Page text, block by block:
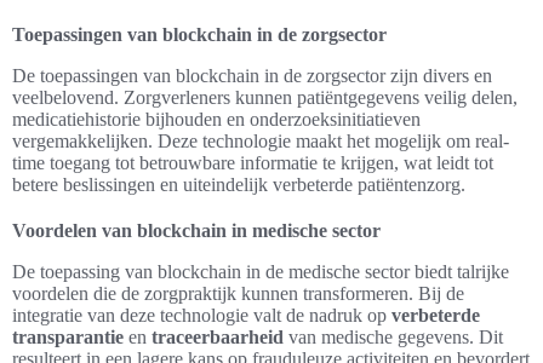
Toepassingen van blockchain in de zorgsector
De toepassingen van blockchain in de zorgsector zijn divers en
veelbelovend. Zorgverleners kunnen patiëntgegevens veilig delen,
medicatiehistorie bijhouden en onderzoeksinitiatieven
vergemakkelijken. Deze technologie maakt het mogelijk om real-
time toegang tot betrouwbare informatie te krijgen, wat leidt tot
betere beslissingen en uiteindelijk verbeterde patiëntenzorg.
Voordelen van blockchain in medische sector
De toepassing van blockchain in de medische sector biedt talrijke
voordelen die de zorgpraktijk kunnen transformeren. Bij de
integratie van deze technologie valt de nadruk op verbeterde
transparantie en traceerbaarheid van medische gegevens. Dit
resulteert in een lagere kans op frauduleuze activiteiten en bevordert